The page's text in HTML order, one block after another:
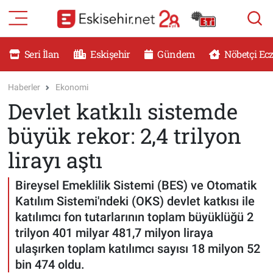
Seri İlan Eskişehir Gündem Nöbetçi
Haberler Ekonomi
Devlet katkılı sistemde
büyük rekor: 2,4 trilyon
lirayı aştı
Bireysel Emeklilik Sistemi (BES) ve Otomatik
Katılım Sistemi'ndeki (OKS) devlet katkısı ile
katılımcı fon tutarlarının toplam büyüklüğü 2
trilyon 401 milyar 481,7 milyon liraya
ulaşırken toplam katılımcı sayısı 18 milyon 52
bin 474 oldu.
RESMİ İLANLAR
DÜNYA
SAĞLIK
MAGAZİN
KADIN
TEKNOLOJİ
YEMEK
Eskişehir Nöbetçi Eczaneler
Eskişehir Namaz Vakitleri
Eskişehir Trafik Yoğunluk Haritası
Süper Lig Puan Durumu ve Fikstür
Tüm Manşetler
Son Dakika Haberleri
Haber Arşivi